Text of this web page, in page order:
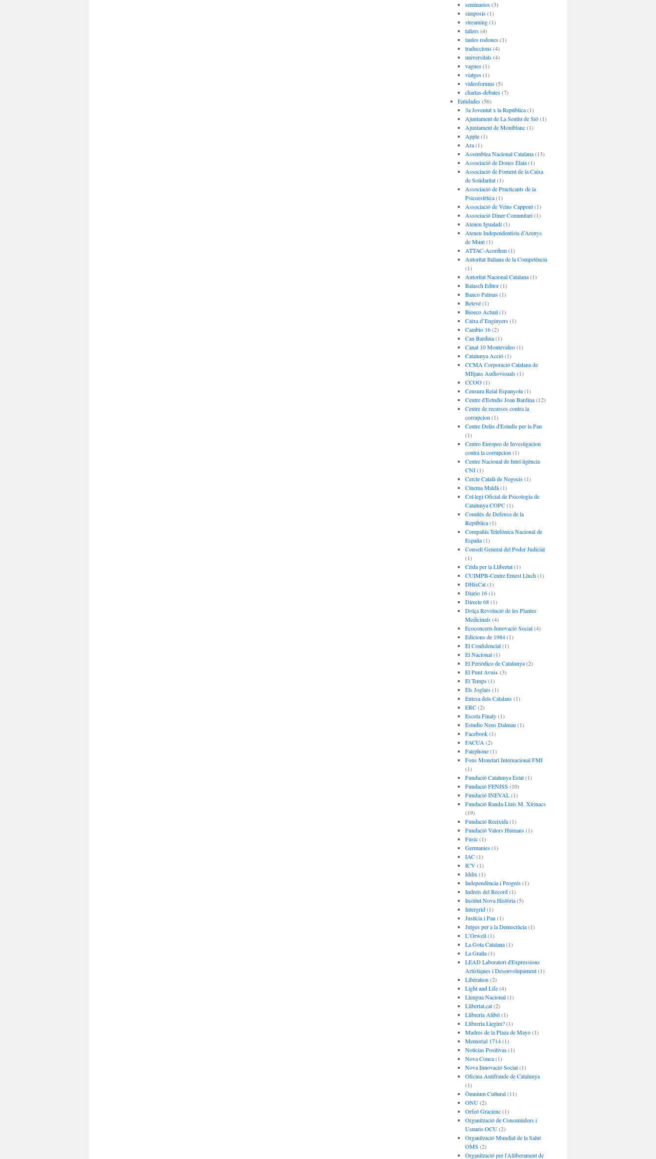
seminarios(3)
simposis(1)
streaming(1)
tallers(4)
taules rodones(1)
traduccions(4)
universitats(4)
vagues(1)
viatges(1)
videoforums(5)
charlas-debates(7)
Entidades(56)
3a Joventut x la República(1)
Ajuntament de La Sentiu de Sió(1)
Ajuntament de Montblanc(1)
Apple(1)
Ara(1)
Assemblea Nacional Catalana(13)
Associació de Dones Elaia(1)
Associació de Foment de la Caixa
de Solidaritat(1)
Associació de Practicants de la
Psicoestètica(1)
Associació de Veïns Cappont(1)
Associació Diner Comunitari(1)
Ateneu Igualadí(1)
Ateneu Independentista d’Arenys
de Munt(1)
ATTAC-Acordem(1)
Autoritat Italiana de la Competència
(1)
Autoritat Nacional Catalana(1)
Balasch Editor(1)
Banco Palmas(1)
Betevé(1)
Bioeco Actual(1)
Caixa d’Enginyers(1)
Cambio 16(2)
Can Bardina(1)
Canal 10 Montevideo(1)
Catalunya Acció(1)
CCMA Corporació Catalana de
MItjans Audiovisuals(1)
CCOO(1)
Censura Reial Espanyola(1)
Centre d'Estudis Joan Bardina(12)
Centre de recursos contra la
corrupcion (1)
Centre Delàs d'Estudis per la Pau
(1)
Centro Europeo de Investigacion
contra la corrupcion (1)
Centre Nacional de Intel·ligència
CNI(1)
Cercle Català de Negocis(1)
Cinema Maldà(1)
Col·legi Oficial de Psicologia de
Catalunya COPC(1)
Comitès de Defensa de la
República(1)
Compañía Telefónica Nacional de
España(1)
Consell General del Poder Judicial
(1)
Crida per la Llibertat(1)
CUIMPB-Centre Ernest Lluch(1)
DHisCat(1)
Diario 16(1)
Directe 68(1)
Dolça Revolució de les Plantes
Medicinals(4)
Ecoconcern-Innovació Social(4)
Edicions de 1984(1)
El Confidencial(1)
El Nacional(1)
El Periódico de Catalunya(2)
El Punt Avui+(3)
El Temps(1)
Els Joglars(1)
Entesa dels Catalans(1)
ERC(2)
Escola Finaly(1)
Estudio Neus Dalmau (1)
Facebook(1)
FACUA (2)
Fairphone(1)
Fons Monetari Internacional FMI
(1)
Fundació Catalunya Estat(1)
Fundació FENISS (10)
Fundació INEVAL(1)
Fundació Randa-Lluís M. Xirinacs
(19)
Fundació Reeixida(1)
Fundació Valors Humans(1)
Fusic(1)
Germanies(1)
IAC(1)
ICV(1)
Iddix (1)
Independència i Progrés(1)
Indrets del Record(1)
Institut Nova Història(5)
Intergrid(1)
Justícia i Pau (1)
Jutges per a la Democràcia(1)
L’Orwell(1)
La Gota Catalana(1)
La Gralla(1)
LEAD Laboratori d'Expressions
Artístiques i Desenvolupament(1)
Libération (2)
Light and Life(4)
Llengua Nacional(1)
Llibertat.cat(2)
Llibreria Alibri(1)
Llibreria Llegim?(1)
Madres de la Plaza de Mayo(1)
Memorial 1714(1)
Noticias Positivas(1)
Nova Conca(1)
Nova Innovació Social(1)
Oficina Antifraude de Catalunya
(1)
Òmnium Cultural(11)
ONU(2)
Orfeó Gracienc(1)
Organització de Consumidors i
Usuaris OCU(2)
Organització Mundial de la Salut
OMS (2)
Organització per l'Alliberament de